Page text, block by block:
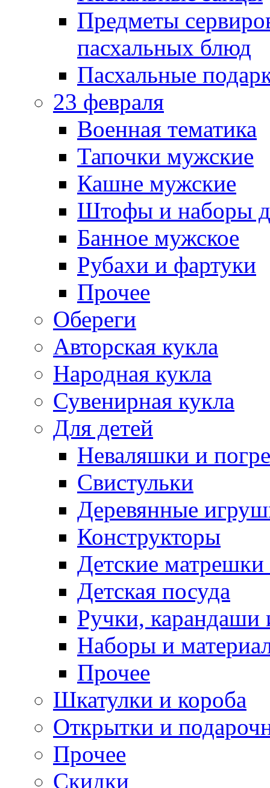
Предметы
пасхальных блюд
Пасхальные
23 февраля
Военная тематика
Тапочки мужские
Кашне мужские
Штофы и наборы
Банное мужское
Рубахи и фартуки
Прочее
Обереги
Авторская кукла
Народная кукла
Сувенирная кукла
Для детей
Неваляшки и
Свистульки
Деревянные
Конструкторы
Детские
Детская посуда
Ручки,
Наборы и
Прочее
Шкатулки и короба
Открытки и
Прочее
Скидки